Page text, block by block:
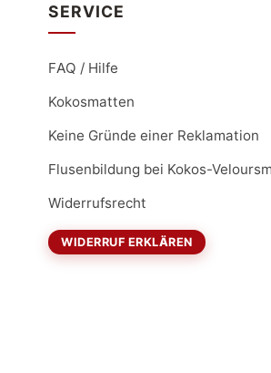
SERVICE
FAQ / Hilfe
Kokosmatten
Keine Gründe einer Reklamation
Flusenbildung bei Kokos-
Widerrufsrecht
WIDERRUF ERKLÄREN